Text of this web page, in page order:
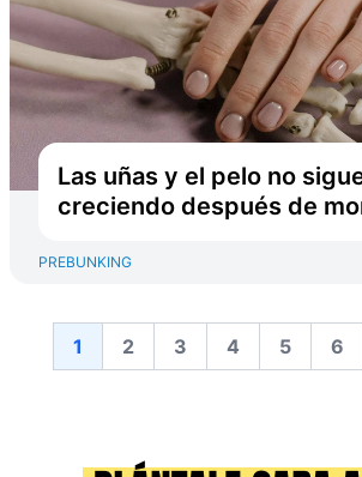
Las uñas y el pelo no
creciendo después de
PREBUNKING
1 2 3 4 5 6